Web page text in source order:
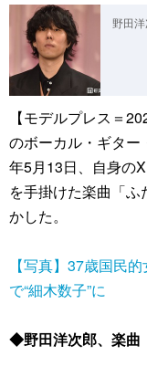
野田
【モデルプレス＝
のボーカル・ギタ
年5月13日、自身の
を手掛けた楽曲「
かした。
【写真】37歳国民
で“細木数子”に
◆野田洋次郎、楽曲